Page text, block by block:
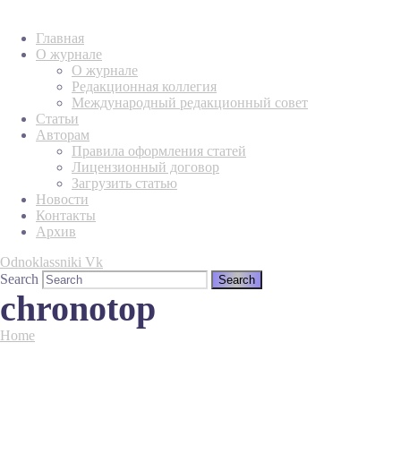
Главная
О журнале
О журнале
Редакционная коллегия
Международный редакционный совет
Статьи
Авторам
Правила оформления статей
Лицензионный договор
Загрузить статью
Новости
Контакты
Архив
Odnoklassniki Vk
Search
chronotop
Home